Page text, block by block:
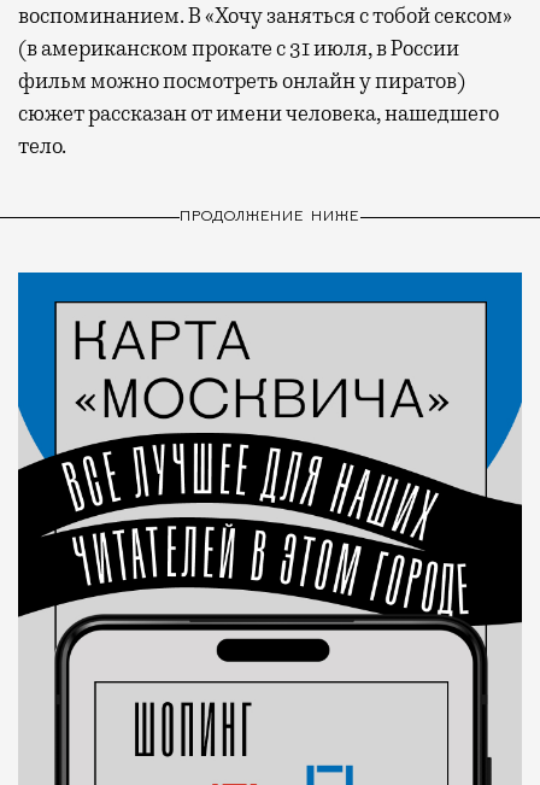
воспоминанием. В «Хочу заняться с тобой сексом»
(в американском прокате с 31 июля, в России
фильм можно посмотреть онлайн у пиратов)
сюжет рассказан от имени человека, нашедшего
тело.
ПРОДОЛЖЕНИЕ НИЖЕ